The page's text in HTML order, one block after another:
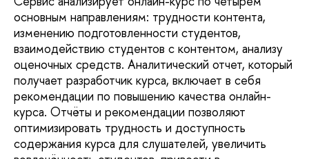
основным направлениям: трудности контента,
изменению подготовленности студентов,
взаимодействию студентов с контентом, анализу
оценочных средств. Аналитический отчет, который
получает разработчик курса, включает в себя
рекомендации по повышению качества онлайн-
курса. Отчёты и рекомендации позволяют
оптимизировать трудность и доступность
содержания курса для слушателей, увеличить